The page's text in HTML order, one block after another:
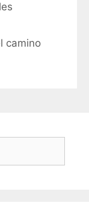
camino